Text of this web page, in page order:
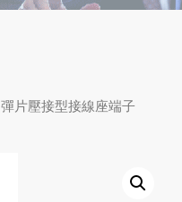
彈片壓接型接線座端子